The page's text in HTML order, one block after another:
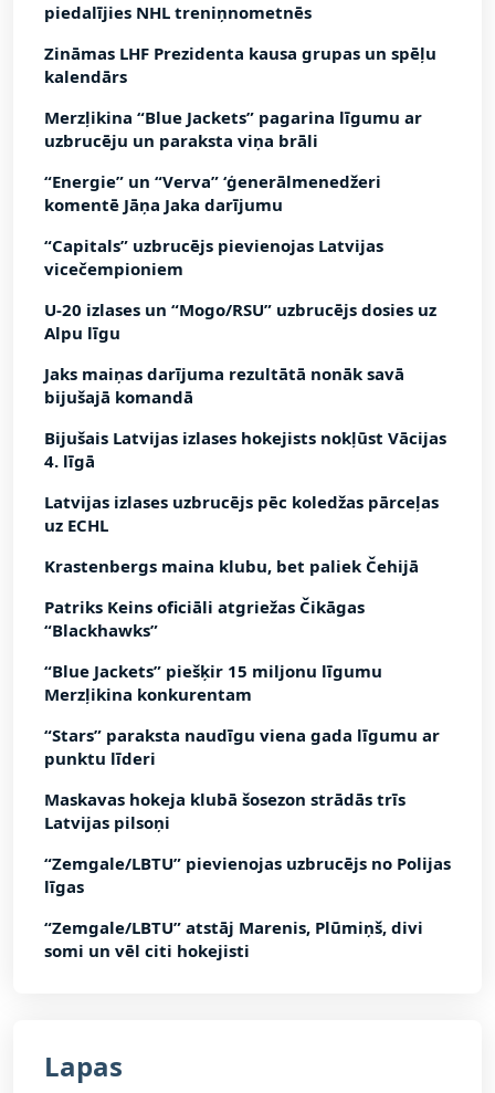
piedalījies NHL treniņnometnēs
Zināmas LHF Prezidenta kausa grupas un spēļu
kalendārs
Merzļikina “Blue Jackets” pagarina līgumu ar
uzbrucēju un paraksta viņa brāli
“Energie” un “Verva” ‘ģenerālmenedžeri
komentē Jāņa Jaka darījumu
“Capitals” uzbrucējs pievienojas Latvijas
vicečempioniem
U-20 izlases un “Mogo/RSU” uzbrucējs dosies uz
Alpu līgu
Jaks maiņas darījuma rezultātā nonāk savā
bijušajā komandā
Bijušais Latvijas izlases hokejists nokļūst Vācijas
4. līgā
Latvijas izlases uzbrucējs pēc koledžas pārceļas
uz ECHL
Krastenbergs maina klubu, bet paliek Čehijā
Patriks Keins oficiāli atgriežas Čikāgas
“Blackhawks”
“Blue Jackets” piešķir 15 miljonu līgumu
Merzļikina konkurentam
“Stars” paraksta naudīgu viena gada līgumu ar
punktu līderi
Maskavas hokeja klubā šosezon strādās trīs
Latvijas pilsoņi
“Zemgale/LBTU” pievienojas uzbrucējs no Polijas
līgas
“Zemgale/LBTU” atstāj Marenis, Plūmiņš, divi
somi un vēl citi hokejisti
Lapas